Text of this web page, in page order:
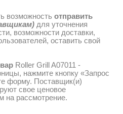
возможность отправить
для уточнения
возможности доставки,
оставить свой
Roller Grill A07011 -
нажмите кнопку «Запрос
форму. Поставщик(и)
свое ценовое
на рассмотрение.